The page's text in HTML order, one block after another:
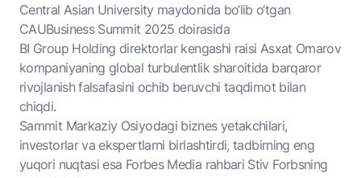
Central Asian University maydonida bo‘lib o‘tgan
CAUBusiness Summit 2025 doirasida
BI Group Holding direktorlar kengashi raisi Asxat Omarov
kompaniyaning global turbulentlik sharoitida barqaror
rivojlanish falsafasini ochib beruvchi taqdimot bilan
chiqdi.
Sammit Markaziy Osiyodagi biznes yetakchilari,
investorlar va ekspertlarni birlashtirdi, tadbirning eng
yuqori nuqtasi esa Forbes Media rahbari Stiv Forbsning